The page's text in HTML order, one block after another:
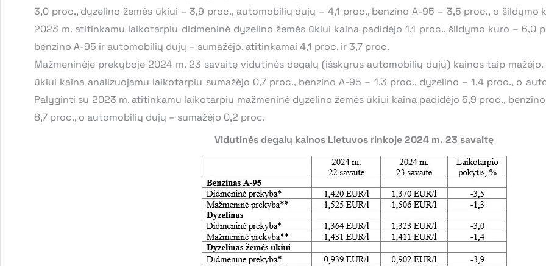
3,0 proc., dyzelino žemės ūkiui – 3,9 proc., automobilių dujų – 4,1 proc., benzino A-95 – 3,5 proc., o šildymo
2023 m. atitinkamu laikotarpiu didmeninė dyzelino žemės ūkiui kaina padidėjo 1,1 proc., šildymo kuro – 6,0
benzino A-95 ir automobilių dujų – sumažėjo, atitinkamai 4,1 proc. ir 3,7 proc.
Mažmeninėje prekyboje 2024 m. 23 savaitę vidutinės degalų (išskyrus automobilių dujų) kainos taip mažėjo.
ūkiui kaina analizuojamu laikotarpiu sumažėjo 0,7 proc., benzino A-95 – 1,3 proc., dyzelino – 1,4 proc., o
Palyginti su 2023 m. atitinkamu laikotarpiu mažmeninė dyzelino žemės ūkiui kaina padidėjo 5,9 proc.,
8,7 proc., o automobilių dujų – sumažėjo 0,2 proc.
Vidutinės degalų kainos Lietuvos rinkoje 2024 m. 23 savaitę